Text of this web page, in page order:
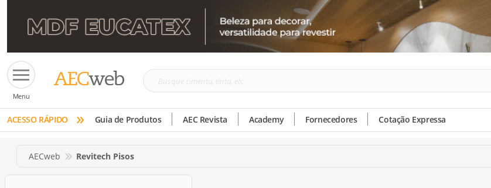
Menu
Busque
tinta,
etc
ACESSO RÁPIDO » Guia de Produtos AEC Revista Academy Fornecedores Cotação Expressa
AECweb Revitech Pisos